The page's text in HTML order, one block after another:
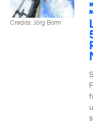
Credits: Jörg Borm